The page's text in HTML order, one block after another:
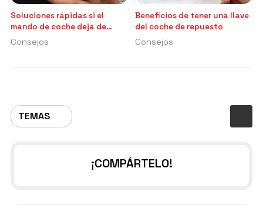
TEMAS
Soluciones rápidas si el
mando de coche deja de
funcionar
Consejos
Beneficios de tener una llave
del coche de repuesto
Consejos
¡COMPÁRTELO!